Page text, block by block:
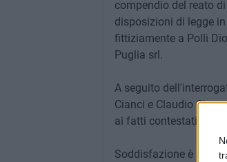
compendio del reato
disposizioni di legge
fittiziamente a Polli
Puglia srl.
A seguito
Cianci e Claudio
ai fatti contestati.
Soddisfazione è stata